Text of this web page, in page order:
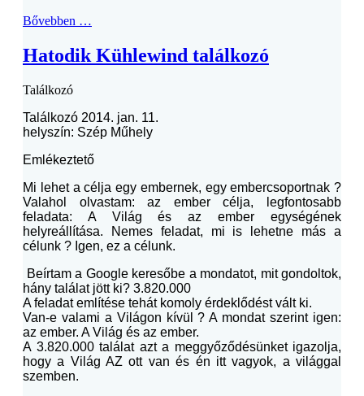
Bővebben …
Hatodik Kühlewind találkozó
Találkozó
Találkozó 2014. jan. 11.
helyszín: Szép Műhely
Emlékeztető
Mi lehet a célja egy embernek, egy embercsoportnak ?
Valahol olvastam: az ember célja, legfontosabb
feladata: A Világ és az ember egységének
helyreállítása. Nemes feladat, mi is lehetne más a
célunk ? Igen, ez a célunk.
Beírtam a Google keresőbe a mondatot, mit gondoltok,
hány találat jött ki? 3.820.000
A feladat említése tehát komoly érdeklődést vált ki.
Van-e valami a Világon kívül ? A mondat szerint igen:
az ember. A Világ és az ember.
A 3.820.000 találat azt a meggyőződésünket igazolja,
hogy a Világ AZ ott van és én itt vagyok, a világgal
szemben.